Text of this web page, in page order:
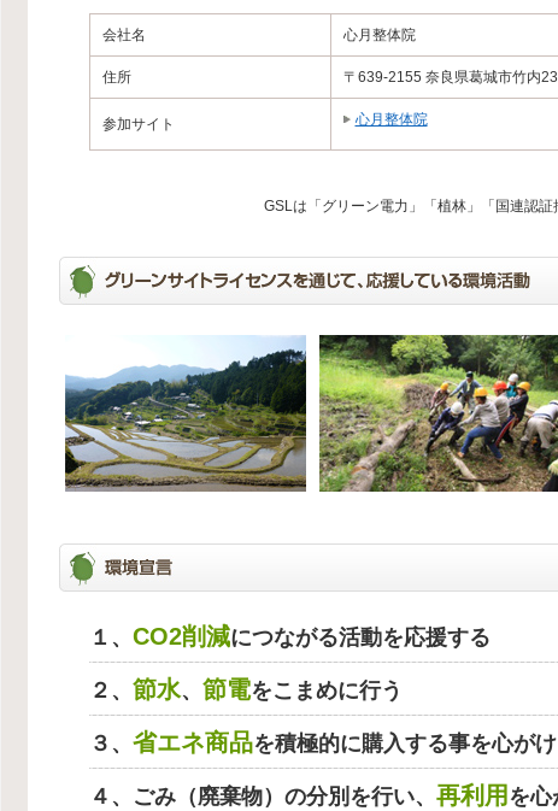
会社名 心月整体院
住所 〒639-2155 奈良県葛城市竹内
参加サイト 心月整体院
GSLは「グリーン電力」「植林」「国連認
１、 CO2削減につながる活動を応援する
２、 節水、 節電をこまめに行う
３、 省エネ商品を積極的に購入する事を心が
４、ごみ（廃棄物）の分別を行い、 再利用 を心